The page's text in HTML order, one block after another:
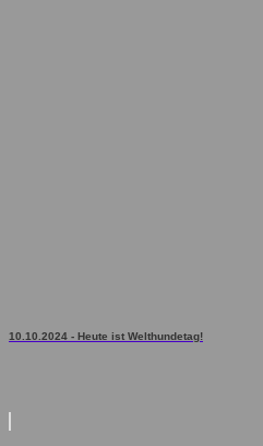
10.10.2024 - Heute ist Welthundetag!